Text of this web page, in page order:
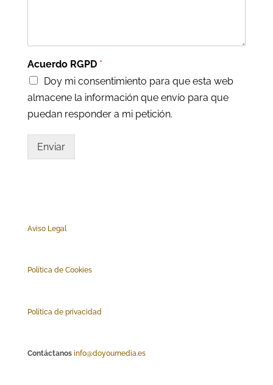
Acuerdo RGPD *
Doy mi consentimiento para que esta web
almacene la información que envío para que
puedan responder a mi petición.
Enviar
Aviso Legal
Política de Cookies
Política de privacidad
Contáctanos info@doyoumedia.es